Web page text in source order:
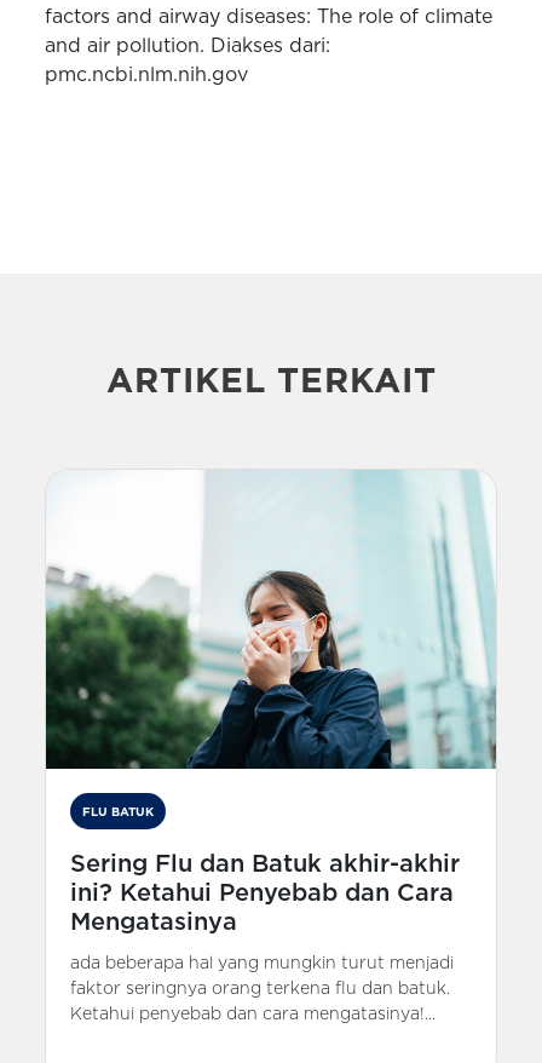
factors and airway diseases: The role of climate
and air pollution. Diakses dari:
pmc.ncbi.nlm.nih.gov
ARTIKEL TERKAIT
FLU BATUK
Sering Flu dan Batuk akhir-akhir
ini? Ketahui Penyebab dan Cara
Mengatasinya
ada beberapa hal yang mungkin turut menjadi
faktor seringnya orang terkena flu dan batuk.
Ketahui penyebab dan cara mengatasinya!...